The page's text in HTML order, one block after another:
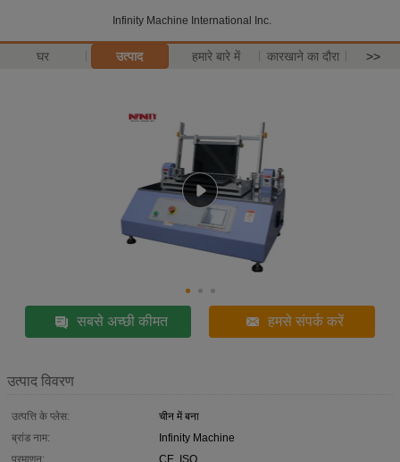
Infinity Machine International Inc.
घर उत्पाद हमारे बारे में कारखाने का दौरा >>
सबसे अच्छी कीमत हमसे संपर्क करें
उत्पाद विवरण
उत्पत्ति के प्लेस:
चीन में बना
ब्रांड नाम:
Infinity Machine
प्रमाणन:
CE, ISO